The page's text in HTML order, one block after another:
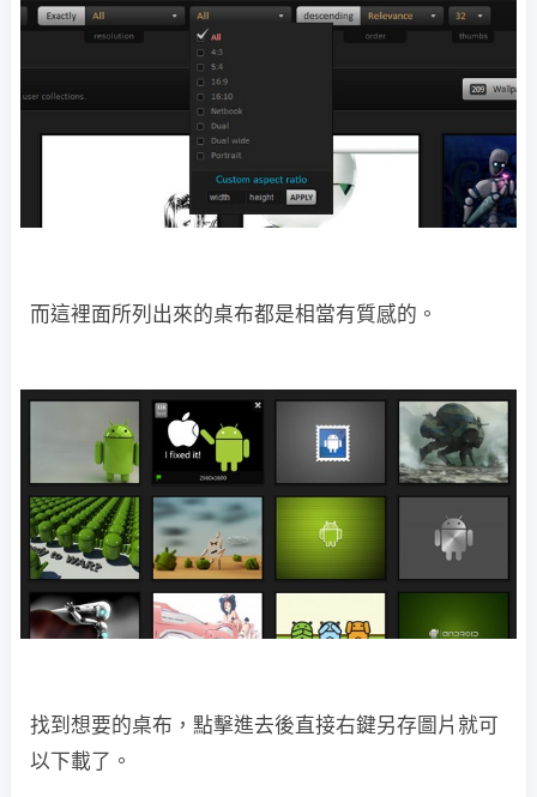
而這裡面所列出來的桌布都是相當有質感的。
找到想要的桌布，點擊進去後直接右鍵另存圖片就可
以下載了。